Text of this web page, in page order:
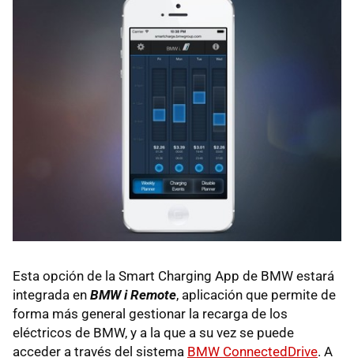
Esta opción de la Smart Charging App de BMW estará
integrada en BMW i Remote, aplicación que permite de
forma más general gestionar la recarga de los
eléctricos de BMW, y a la que a su vez se puede
acceder a través del sistema BMW ConnectedDrive. A